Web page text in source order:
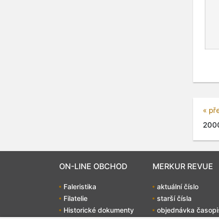
«
ON-LINE OBCHOD
Faleristika
Filatelie
Historické dokumenty
MERKUR REVUE
aktuální číslo
starší čísla
objednávka